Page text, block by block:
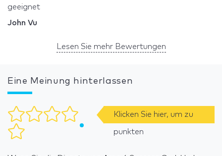
geeignet
John Vu
Lesen Sie mehr Bewertungen
Eine Meinung hinterlassen
Klicken Sie hier, um zu
punkten